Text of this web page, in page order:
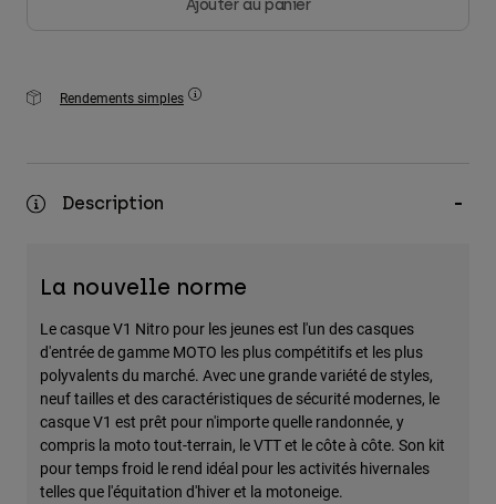
Ajouter au panier
Rendements simples
Description
La nouvelle norme
Le casque V1 Nitro pour les jeunes est l'un des casques
d'entrée de gamme MOTO les plus compétitifs et les plus
polyvalents du marché. Avec une grande variété de styles,
neuf tailles et des caractéristiques de sécurité modernes, le
casque V1 est prêt pour n'importe quelle randonnée, y
compris la moto tout-terrain, le VTT et le côte à côte. Son kit
pour temps froid le rend idéal pour les activités hivernales
telles que l'équitation d'hiver et la motoneige.